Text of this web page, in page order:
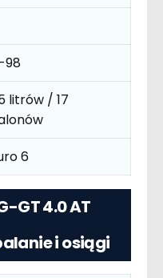
98
litrów / 17
6
GT 4.0 AT
i osiągi